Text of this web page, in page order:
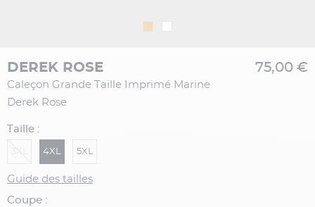
DEREK ROSE
Caleçon Grande Taille Imprimé Marine
Derek Rose
75,00 €
Taille :
4XL 5XL
Guide des tailles
Coupe :